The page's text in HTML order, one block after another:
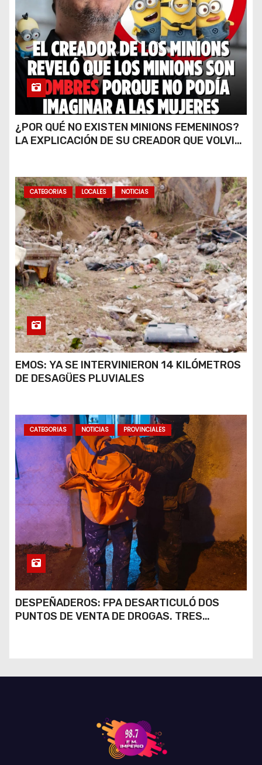
¿POR QUÉ NO EXISTEN MINIONS FEMENINOS?
LA EXPLICACIÓN DE SU CREADOR QUE VOLVIÓ
CATEGORIAS LOCALES NOTICIAS
EMOS: YA SE INTERVINIERON 14 KILÓMETROS
DE DESAGÜES PLUVIALES
CATEGORIAS NOTICIAS PROVINCIALES
DESPEÑADEROS: FPA DESARTICULÓ DOS
PUNTOS DE VENTA DE DROGAS. TRES